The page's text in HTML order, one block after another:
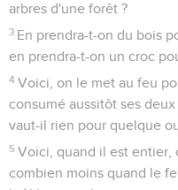
arbres d'une forêt ?
3 En prendra-t-on du bois
en prendra-t-on un croc
4 Voici, on le met au feu
consumé aussitôt ses
vaut-il rien pour quelque
5 Voici, quand il est entier,
combien moins quand le